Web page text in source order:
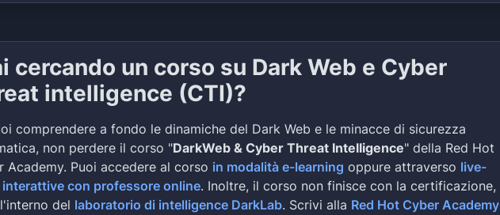
cercando un corso su Dark Web e Cyber
intelligence (CTI)?
comprendere a fondo le dinamiche del Dark Web e le minacce di sicurezza
non perdere il corso "DarkWeb & Cyber Threat Intelligence" della Red Hot
Academy. Puoi accedere al corso in modalità e-learning oppure attraverso live-
con professore online. Inoltre, il corso non finisce con la certificazione,
del laboratorio di intelligence DarkLab. Scrivi alla Red Hot Cyber Academy